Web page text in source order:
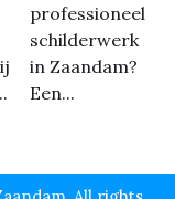
professioneel
schilderwerk
in Zaandam?
Een...